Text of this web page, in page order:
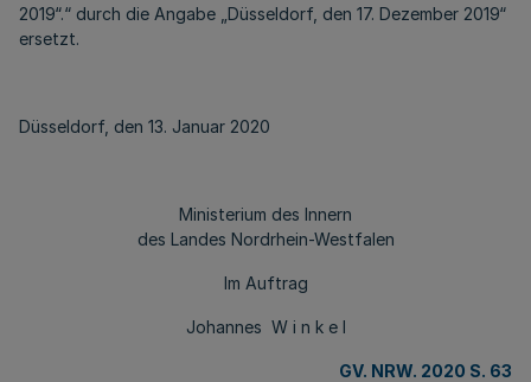
2019“.“ durch die Angabe „Düsseldorf, den 17. Dezember 2019“
ersetzt.
Düsseldorf, den 13. Januar 2020
Ministerium des Innern
des Landes Nordrhein-Westfalen
Im Auftrag
Johannes W i n k e l
GV. NRW. 2020 S. 63